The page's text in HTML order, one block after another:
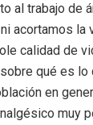
al trabajo de
acortamos la
calidad de
qué es lo
en
muy